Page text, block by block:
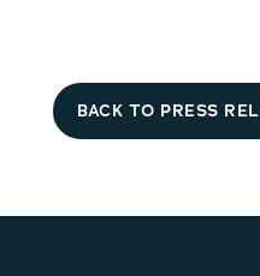
BACK TO PRESS